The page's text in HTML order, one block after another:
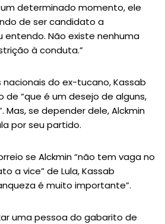
um determinado momento, ele
de ser candidato a
entendo. Não existe nenhuma
à conduta.”
do ex-tucano, Kassab
de “que é um desejo de alguns,
Mas, se depender dele, Alckmin
por seu partido.
se Alckmin “não tem vaga no
a vice” de Lula, Kassab
é muito importante”.
uma pessoa do gabarito de